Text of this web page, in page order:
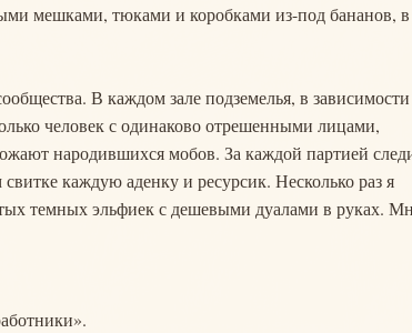
мешками, тюками и коробками из-под бананов, в
В каждом зале подземелья, в зависимости
человек с одинаково отрешенными лицами,
народившихся мобов. За каждой партией
каждую аденку и ресурсик. Несколько раз я
темных эльфиек с дешевыми дуалами в руках.